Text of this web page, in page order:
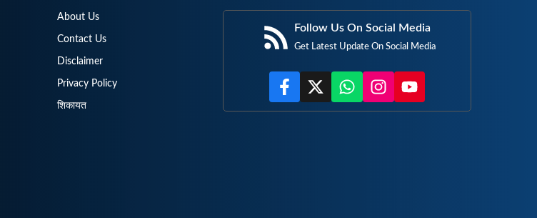
About Us
Contact Us
Disclaimer
Privacy Policy
शिकायत
Follow Us On Social Media
Get Latest Update On Social Media